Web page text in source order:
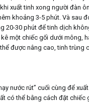
xuất tinh xong người đàn
khoảng 3-5 phút. Và sau
20-30 phút để tinh dịch
một chiếc gối dưới mông,
được nâng cao, tinh trùng
nước rút” cuối cùng để
có thể bằng cách đặt chiếc